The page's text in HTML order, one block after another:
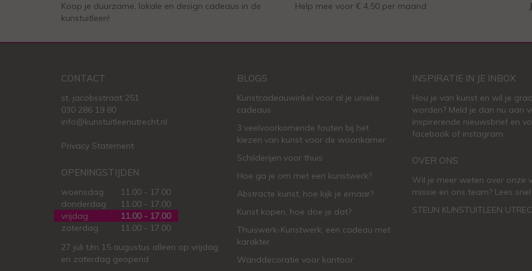
Koop je duurzame, lokale en design cadeaus in de
kunstuitleen!
Help mee voor € 4,50 per maand
CONTACT
st. jacobsstraat 251
030 286 19 80
info@kunstuitleenutrecht.nl
Privacy Statement
OPENINGSTIJDEN
woensdag
11.00 - 17.00
donderdag
11.00 - 17.00
vrijdag
11.00 - 17.00
zaterdag
11.00 - 17.00
27 juli t/m 15 augustus alleen op vrijdag
en zaterdag geopend
BLOGS
Kunstcadeauwinkel voor al je unieke
cadeaus
3 veelvoorkomende fouten bij het
kiezen van kunst voor de woonkamer
Schilderijen voor thuis
Hoe ga je om met een kunstwerk?
Abstracte kunst, hoe kijk je ernaar?
Kunst kopen, hoe doe je dat?
Thuiswerk-Kunstwerk, een cadeau met
karakter
Wanddecoratie voor kantoor
INSPIRATIE IN JE INBOX
Hou je van kunst en wil je
worden? Meld je dan nu aan
inspirerende nieuwsbrief en
facebook of instagram.
OVER ONS
Wil je meer weten over onze
missie en ons team? Lees
STEUN KUNSTUITLEEN